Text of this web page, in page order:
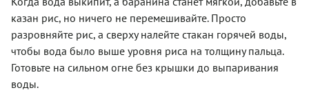
казан рис, но ничего не перемешивайте. Просто
разровняйте рис, а сверху налейте стакан горячей воды,
чтобы вода было выше уровня риса на толщину пальца.
Готовьте на сильном огне без крышки до выпаривания
воды.